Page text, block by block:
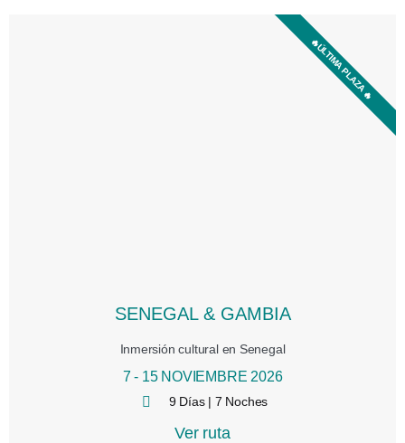
SENEGAL & GAMBIA
Inmersión cultural en Senegal
🔥​​​ÚLTIMA PLAZA 🔥​​​
7 - 15 NOVIEMBRE 2026
9 Días | 7 Noches
Ver ruta